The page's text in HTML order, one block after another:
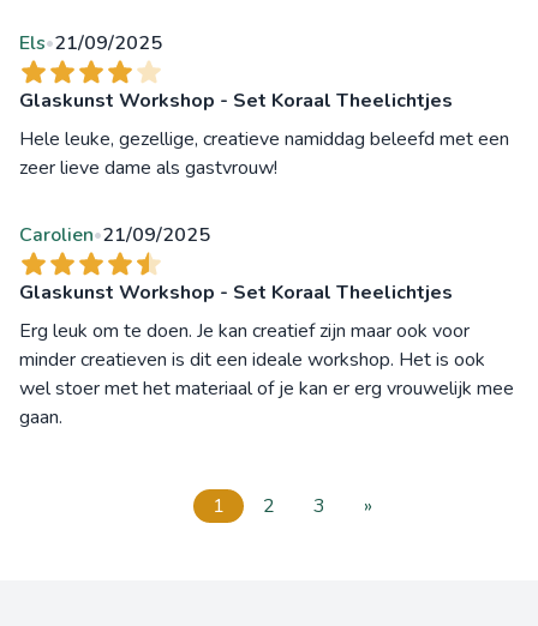
Els•21/09/2025
Glaskunst Workshop - Set Koraal Theelichtjes
Hele leuke, gezellige, creatieve namiddag beleefd met een
zeer lieve dame als gastvrouw!
Carolien•21/09/2025
Glaskunst Workshop - Set Koraal Theelichtjes
Erg leuk om te doen. Je kan creatief zijn maar ook voor
minder creatieven is dit een ideale workshop. Het is ook
wel stoer met het materiaal of je kan er erg vrouwelijk mee
gaan.
1 2 3 »